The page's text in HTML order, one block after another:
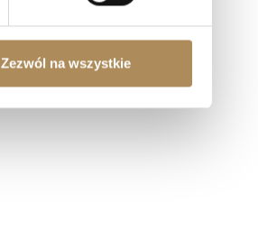
Zezwól na wszystkie